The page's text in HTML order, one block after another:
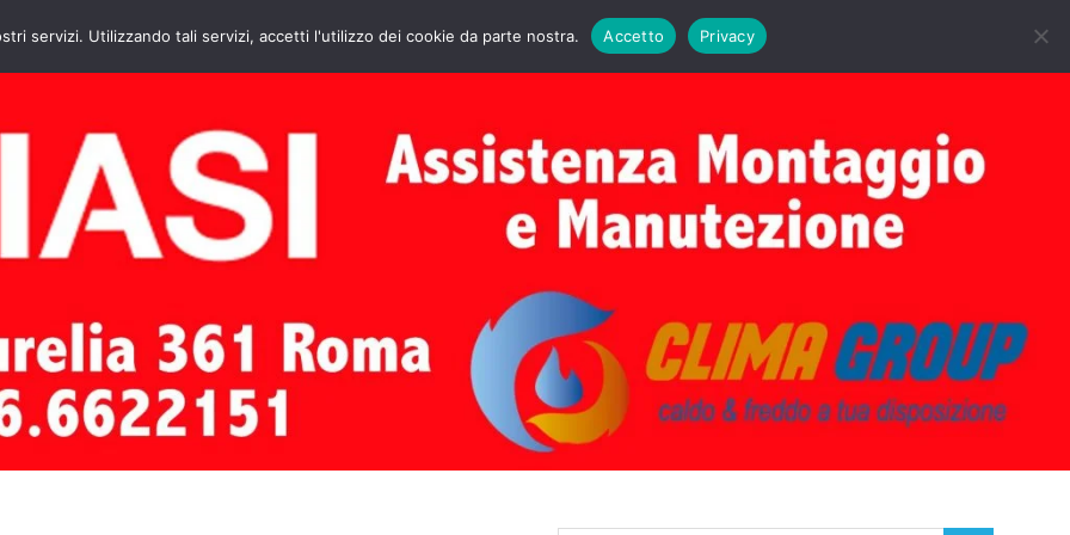
HOME CONTATTI ASSISTENZA CALDAIE BIASI PRIMA ACCENSIONE CALDAIE BIASI
servizi. Utilizzando tali servizi, accetti l'utilizzo dei cookie da parte nostra. Accetto Privacy